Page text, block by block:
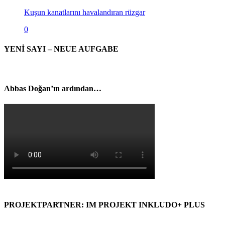
Kuşun kanatlarını havalandıran rüzgar
0
YENİ SAYI – NEUE AUFGABE
Abbas Doğan’ın ardından…
PROJEKTPARTNER: IM PROJEKT INKLUDO+ PLUS